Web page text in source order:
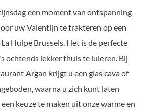
een moment van ontspanning
uw Valentijn te trakteren op een
Hulpe Brussels. Het is de perfecte
ochtends lekker thuis te luieren. Bij
Argan krijgt u een glas cava of
waarna u zich kunt laten
keuze te maken uit onze warme en